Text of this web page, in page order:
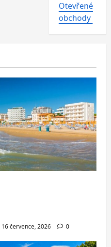
Otevřené
obchody
16 července, 2026 0